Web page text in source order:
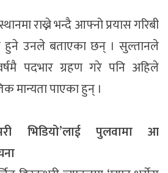
राख्ने भन्दै आफ्नो प्रयास गरिबी
हुने उनले बताएका छन् । सुल्तानले
पदभार ग्रहण गरे पनि अहिले
मान्यता पाएका हुन् ।
भिडियो’लाई पुलवामा आ